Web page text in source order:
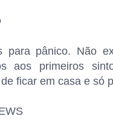
para pânico. Não
aos primeiros
ficar em casa e só